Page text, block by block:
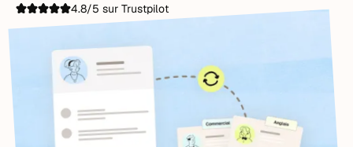
4.8/5 sur Trustpilot